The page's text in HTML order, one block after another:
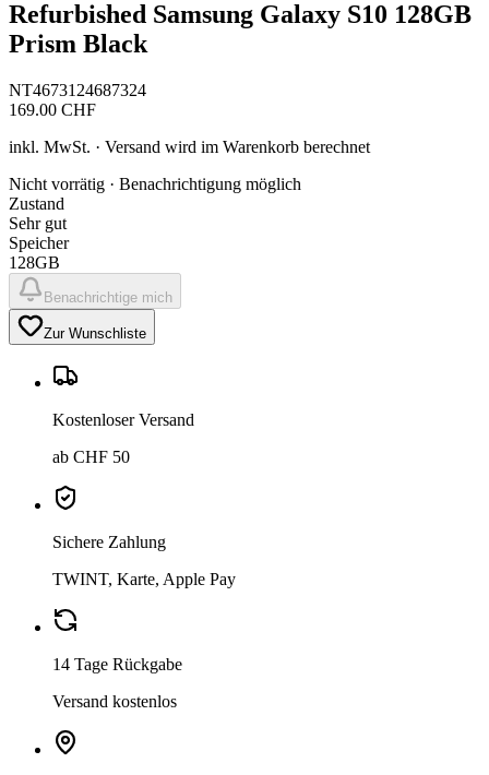
Refurbished Samsung Galaxy S10 128GB
Prism Black
NT4673124687324
169.00 CHF
inkl. MwSt. · Versand wird im Warenkorb berechnet
Nicht vorrätig · Benachrichtigung möglich
Zustand
Sehr gut
Speicher
128GB
Benachrichtige mich
Zur Wunschliste
Kostenloser Versand
ab CHF 50
Sichere Zahlung
TWINT, Karte, Apple Pay
14 Tage Rückgabe
Versand kostenlos